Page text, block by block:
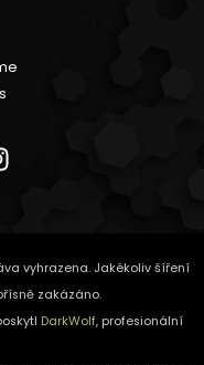
vyhrazena. Jakékoliv šíření
zakázáno.
DarkWolf, profesionální